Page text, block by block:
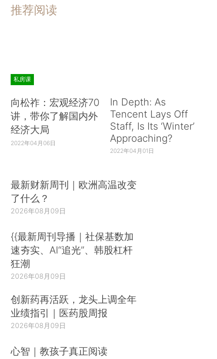
推荐阅读
私房课
向松祚：宏观经济70
讲，带你了解国内外
经济大局
2022年04月06日
In Depth: As
Tencent Lays Off
Staff, Is Its ‘Winter’
Approaching?
2022年04月01日
最新财新周刊｜欧洲高温改变
了什么？
2026年08月09日
{{最新周刊导播｜社保基数加
速夯实、AI“追光”、韩股杠杆
狂潮
2026年08月09日
创新药再活跃，龙头上调全年
业绩指引｜医药股周报
2026年08月09日
心智｜教孩子真正阅读